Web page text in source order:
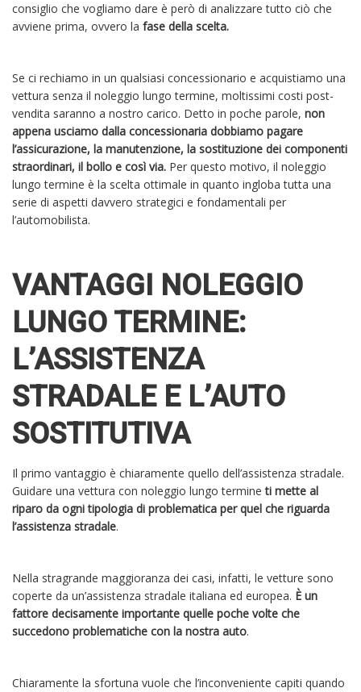
consiglio che vogliamo dare è però di analizzare tutto ciò che
avviene prima, ovvero la fase della scelta.
Se ci rechiamo in un qualsiasi concessionario e acquistiamo una
vettura senza il noleggio lungo termine, moltissimi costi post-
vendita saranno a nostro carico. Detto in poche parole, non
appena usciamo dalla concessionaria dobbiamo pagare
l’assicurazione, la manutenzione, la sostituzione dei componenti
straordinari, il bollo e così via. Per questo motivo, il noleggio
lungo termine è la scelta ottimale in quanto ingloba tutta una
serie di aspetti davvero strategici e fondamentali per
l’automobilista.
VANTAGGI NOLEGGIO
LUNGO TERMINE:
L’ASSISTENZA
STRADALE E L’AUTO
SOSTITUTIVA
Il primo vantaggio è chiaramente quello dell’assistenza stradale.
Guidare una vettura con noleggio lungo termine ti mette al
riparo da ogni tipologia di problematica per quel che riguarda
l’assistenza stradale.
Nella stragrande maggioranza dei casi, infatti, le vetture sono
coperte da un’assistenza stradale italiana ed europea. È un
fattore decisamente importante quelle poche volte che
succedono problematiche con la nostra auto.
Chiaramente la sfortuna vuole che l’inconveniente capiti quando